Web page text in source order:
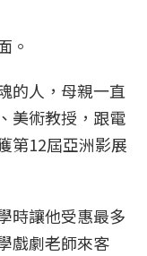
。
的人，母親一直
美術教授，跟電
第12屆亞洲影展
時讓他受惠最多
戲劇老師來客